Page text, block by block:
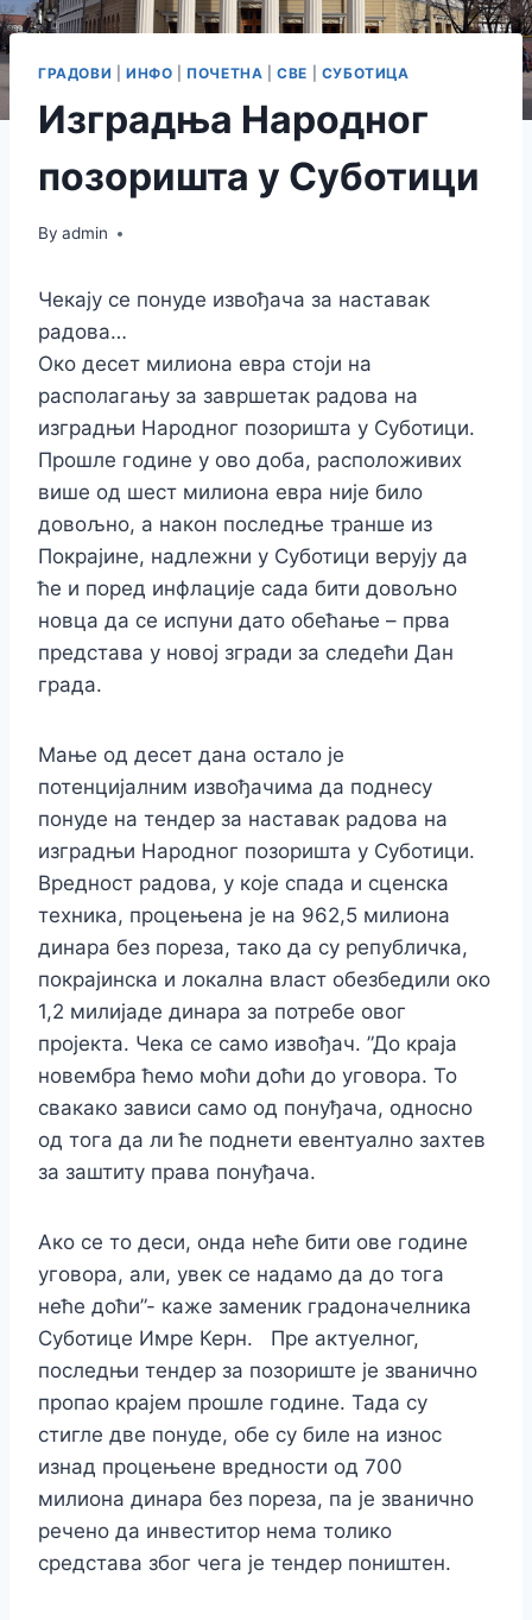
ГРАДОВИ ИНФО ПОЧЕТНА |СВЕ СУБОТИЦА
Изградња Народног
позоришта у Суботици
By admin
Чекају се понуде извођача за наставак
радова…
Око десет милиона евра стоји на
располагању за завршетак радова на
изградњи Народног позоришта у Суботици.
Прошле године у ово доба, расположивих
више од шест милиона евра није било
довољно, а након последње транше из
Покрајине, надлежни у Суботици верују да
ће и поред инфлације сада бити довољно
новца да се испуни дато обећање – прва
представа у новој згради за следећи Дан
града.
Мање од десет дана остало је
потенцијалним извођачима да поднесу
понуде на тендер за наставак радова на
изградњи Народног позоришта у Суботици.
Вредност радова, у које спада и сценска
техника, процењена је на 962,5 милиона
динара без пореза, тако да су републичка,
покрајинска и локална власт обезбедили око
1,2 милијаде динара за потребе овог
пројекта. Чека се само извођач. ”До краја
новембра ћемо моћи доћи до уговора. То
свакако зависи само од понуђача, односно
од тога да ли ће поднети евентуално захтев
за заштиту права понуђача.
Ако се то деси, онда неће бити ове године
уговора, али, увек се надамо да до тога
неће доћи”- каже заменик градоначелника
Суботице Имре Керн. Пре актуелног,
последњи тендер за позориште је званично
пропао крајем прошле године. Тада су
стигле две понуде, обе су биле на износ
изнад процењене вредности од 700
милиона динара без пореза, па је званично
речено да инвеститор нема толико
средстава због чега је тендер поништен.